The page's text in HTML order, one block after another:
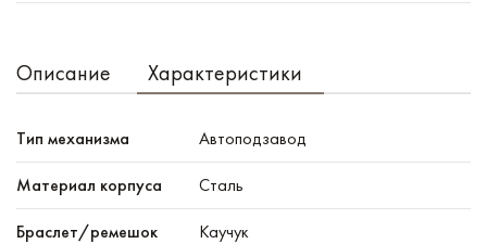
Описание Характеристики
Тип механизма Автоподзавод
Материал корпуса Сталь
Браслет/ремешок Каучук